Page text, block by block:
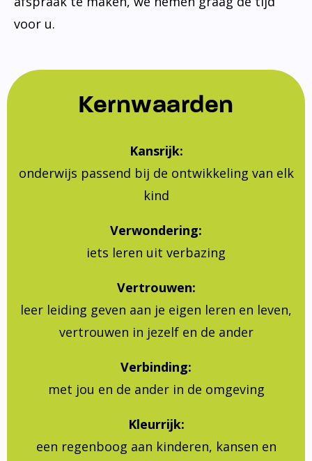
voor u.
Kernwaarden
Kansrijk:
onderwijs passend bij de ontwikkeling van elk
kind
Verwondering:
iets leren uit verbazing
Vertrouwen:
leer leiding geven aan je eigen leren en leven,
vertrouwen in jezelf en de ander
Verbinding:
met jou en de ander in de omgeving
Kleurrijk:
een regenboog aan kinderen, kansen en